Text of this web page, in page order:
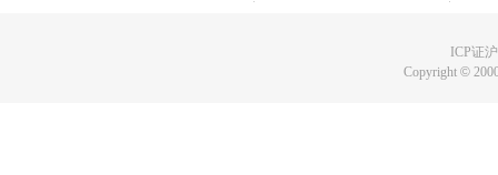
ICP证
Copyright©